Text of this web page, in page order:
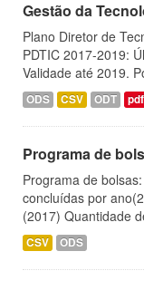
Gestão da
Plano Diretor de
PDTIC 2017-2019:
Validade até 2019.
ODS CSV ODT
Programa de
Programa de
concluídas por
(2017) Quantidade
CSV ODS